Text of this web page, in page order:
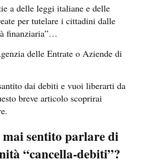
a delle leggi italiane e delle
per tutelare i cittadini dalle
finanziaria”…
delle Entrate o Aziende di
dai debiti e vuoi liberarti da
breve articolo scoprirai
mai sentito parlare di
“cancella-debiti”?